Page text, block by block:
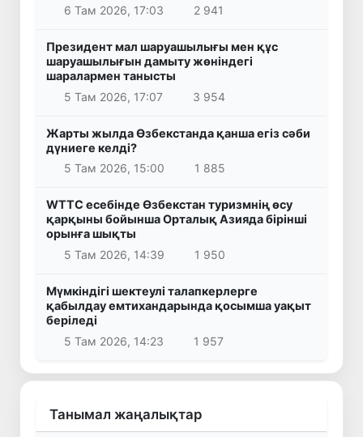
6 Там 2026, 17:03
2 941
Президент мал шаруашылығы мен құс
шаруашылығын дамыту жөніндегі
шаралармен танысты
5 Там 2026, 17:07
3 954
Жарты жылда Өзбекстанда қанша егіз сәби
дүниеге келді?
5 Там 2026, 15:00
1 885
WTTC есебінде Өзбекстан туризмнің өсу
қарқыны бойынша Орталық Азияда бірінші
орынға шықты
5 Там 2026, 14:39
1 950
Мүмкіндігі шектеулі талапкерлерге
қабылдау емтихандарында қосымша уақыт
беріледі
5 Там 2026, 14:23
1 957
Танымал жаңалықтар